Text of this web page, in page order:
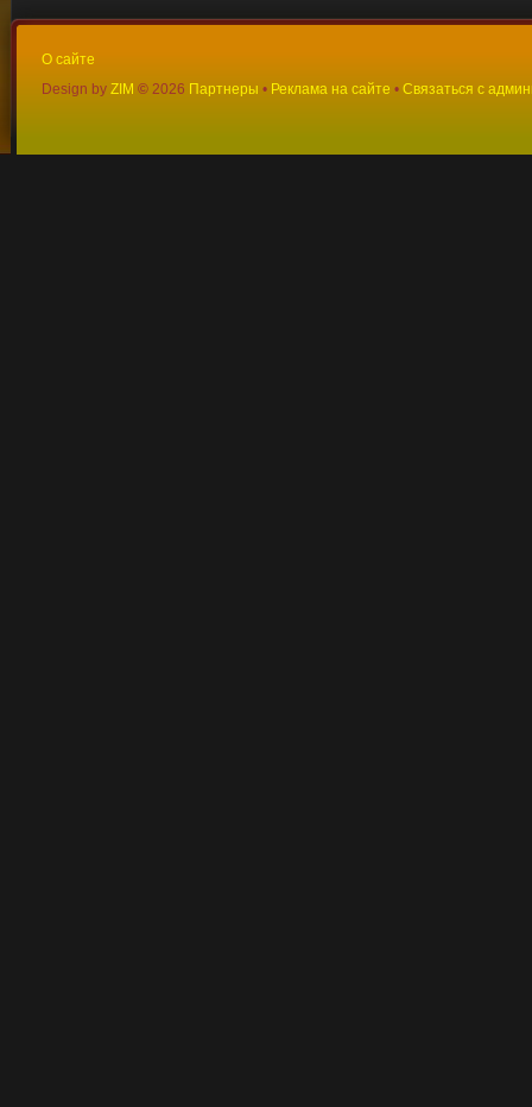
О сайте
Design by ZIM © 2026 Партнеры • Реклама на сайте • Связаться с